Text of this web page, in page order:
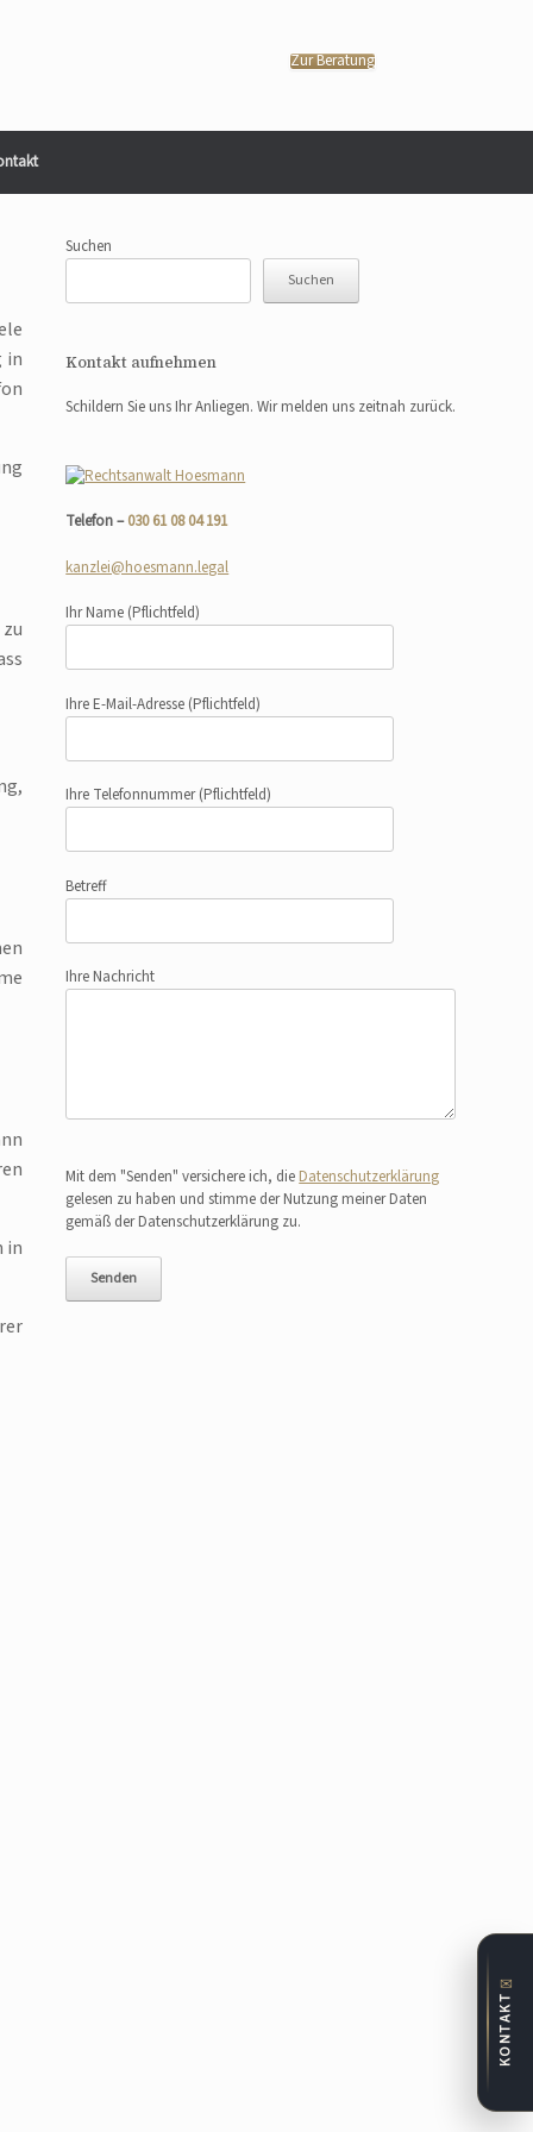
Zur Beratung
in
in
Suchen
Suchen
Kontakt aufnehmen
Schildern Sie uns Ihr Anliegen. Wir melden uns zeitnah zurück.
Telefon –030 61 08 04 191
kanzlei@hoesmann.legal
Ihr Name (Pflichtfeld)
Ihre E-Mail-Adresse (Pflichtfeld)
Ihre Telefonnummer(Pflichtfeld)
Betreff
Ihre Nachricht
Mit dem "Senden" versichere ich, die Datenschutzerklärung
gelesen zu haben und stimme der Nutzung meiner Daten
gemäß der Datenschutzerklärung zu.
✉
KONTAKT